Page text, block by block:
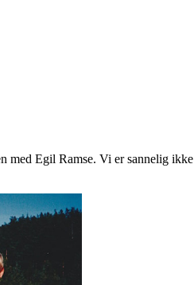
med Egil Ramse. Vi er sannelig ikke